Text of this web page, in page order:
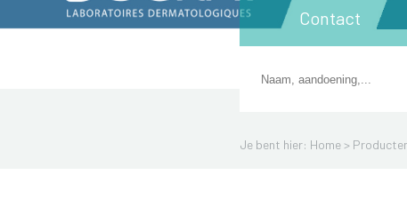
Contact
Je bent hier: Home >